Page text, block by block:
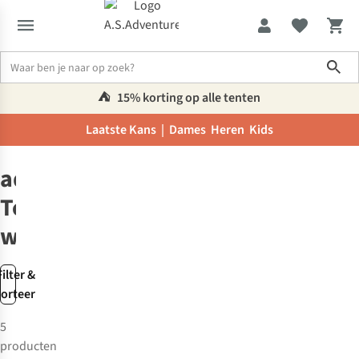
⛺️ 15% korting op alle tenten
Laatste Kans | Dames Heren Kids
&
adidas
Terrex-
wandelschoenen
5
producten